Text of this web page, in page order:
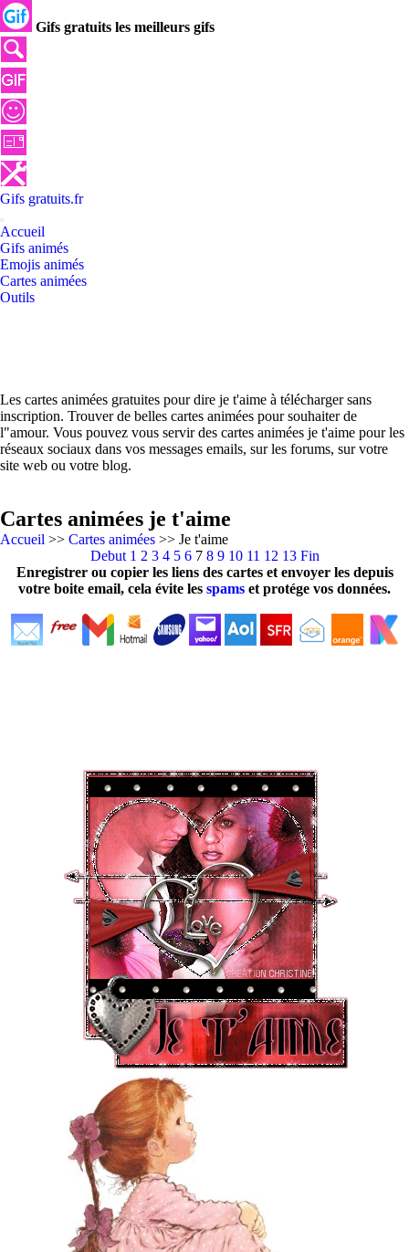
Gifs gratuits les meilleurs gifs
Gifs gratuits.fr
Accueil
Gifs animés
Emojis animés
Cartes animées
Outils
Les cartes animées gratuites pour dire je t'aime à télécharger sans
inscription. Trouver de belles cartes animées pour souhaiter de
l"amour. Vous pouvez vous servir des cartes animées je t'aime pour les
réseaux sociaux dans vos messages emails, sur les forums, sur votre
site web ou votre blog.
Cartes animées je t'aime
Accueil >> Cartes animées >> Je t'aime
Debut 1 2 3 4 5 6 7 8 9 10 11 12 13 Fin
Enregistrer ou copier les liens des cartes et envoyer les depuis
votre boite email, cela évite les spams et protége vos données.